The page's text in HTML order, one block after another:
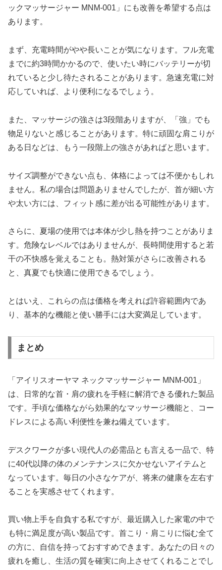
ックマッサージャー MNM-001」にも改善を希望する点は
あります。
まず、充電時間がやや長いことが気になります。フル充電
までに約3時間かかるので、使いたい時にバッテリーが切
れていると少し待たされることがあります。急速充電に対
応していれば、より便利になるでしょう。
また、マッサージの強さは3段階ありますが、「強」でも
物足りないと感じることがあります。特に頑固な肩こりが
ある日などは、もう一段階上の強さがあればと思います。
サイズ調整ができない点も、体格によっては不便かもしれ
ません。私の場合は問題ありませんでしたが、首が細い方
や太い方には、フィット感に差が出る可能性があります。
さらに、夏場の使用では本体が少し熱を持つことがありま
す。危険なレベルではありませんが、長時間使用すると若
干の不快感を覚えることも。熱対策がさらに改善される
と、真夏でも快適に使用できるでしょう。
とはいえ、これらの点は価格を考えれば許容範囲内であ
り、基本的な機能と使い勝手には大変満足しています。
まとめ
「アイリスオーヤマ ネックマッサージャー MNM-001」
は、日常的な首・肩の疲れを手軽に解消できる優れた製品
です。手頃な価格ながら効果的なマッサージ機能と、コー
ドレスによる高い利便性を兼ね備えています。
デスクワークが多い現代人の必需品とも言える一品で、特
に40代以降の体のメンテナンスに欠かせないアイテムと
なっています。毎日の小さなケアが、将来の健康を左右す
ることを実感させてくれます。
買い物上手を自負する私ですが、最近購入した家電の中で
も特に満足度が高い製品です。首こり・肩こりに悩む全て
の方に、自信を持っておすすめできます。あなたの日々の
疲れを癒し、生活の質を確実に向上させてくれることでし